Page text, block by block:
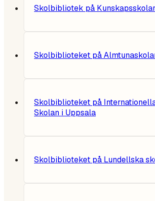
Skolbibliotek på
Skolbiblioteket på
Skolbiblioteket på
Skolan i Uppsala
Skolbiblioteket på Lundellska